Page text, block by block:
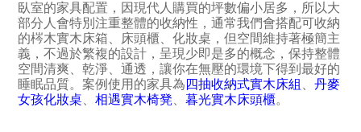
臥室的家具配置，因現代人購買的坪數偏小居多，所以大
部分人會特別注重整體的收納性，通常我們會搭配可收納
的梣木實木床箱、床頭櫃、化妝桌，但空間維持著極簡主
義，不過於繁複的設計，呈現少即是多的概念，保持整體
空間清爽、乾淨、通透，讓你在無壓的環境下得到最好的
睡眠品質。案例使用的家具為 四抽收納式實木床組 、丹麥
女孩化妝桌 、相遇實木椅凳 、暮光實木床頭櫃。